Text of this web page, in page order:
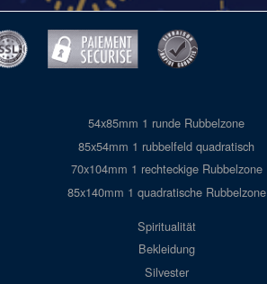
54x85mm 1 runde Rubbelzone
85x54mm 1 rubbelfeld quadratisch
70x104mm 1 rechteckige Rubbelzone
85x140mm 1 quadratische Rubbelzone
Spiritualität
Bekleidung
Silvester